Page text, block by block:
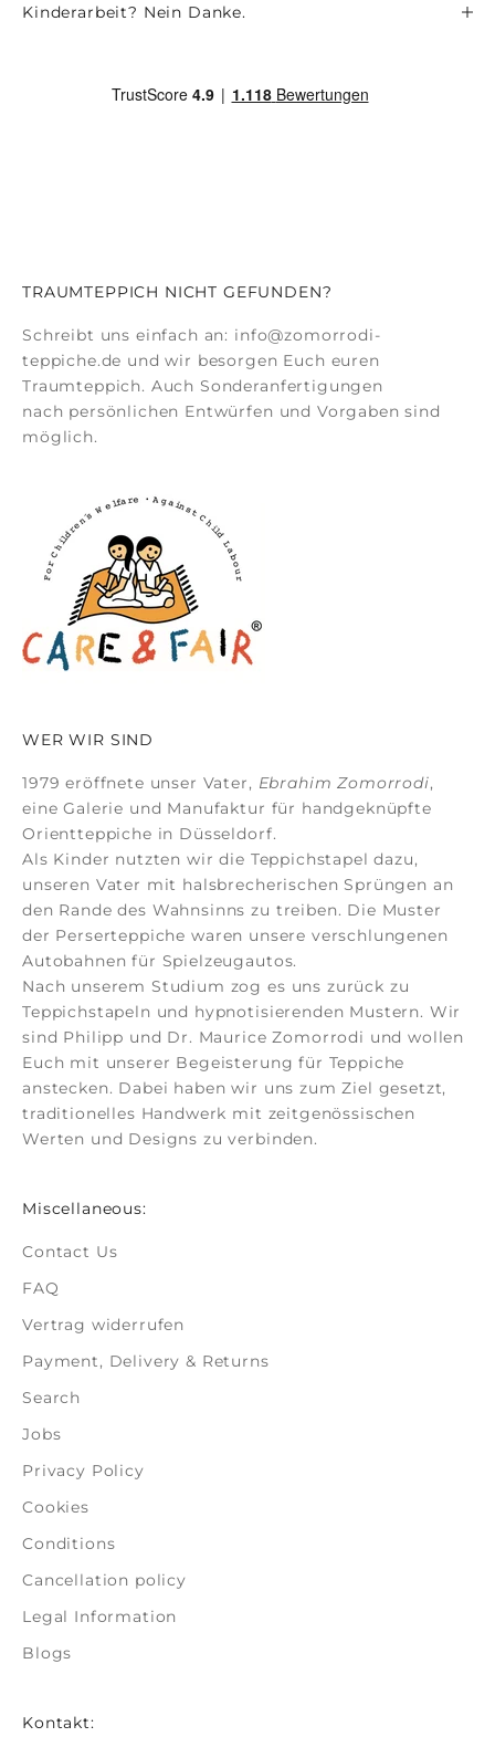
Kinderarbeit? Nein Danke.
TRAUMTEPPICH NICHT GEFUNDEN?
Schreibt uns einfach an: info@zomorrodi-
teppiche.de und wir besorgen Euch euren
Traumteppich. Auch Sonderanfertigungen
nach persönlichen Entwürfen und Vorgaben sind
möglich.
WER WIR SIND
1979 eröffnete unser Vater, Ebrahim Zomorrodi,
eine Galerie und Manufaktur für handgeknüpfte
Orientteppiche in Düsseldorf.
Als Kinder nutzten wir die Teppichstapel dazu,
unseren Vater mit halsbrecherischen Sprüngen an
den Rande des Wahnsinns zu treiben. Die Muster
der Perserteppiche waren unsere verschlungenen
Autobahnen für Spielzeugautos.
Nach unserem Studium zog es uns zurück zu
Teppichstapeln und hypnotisierenden Mustern. Wir
sind Philipp und Dr. Maurice Zomorrodi und wollen
Euch mit unserer Begeisterung für Teppiche
anstecken. Dabei haben wir uns zum Ziel gesetzt,
traditionelles Handwerk mit zeitgenössischen
Werten und Designs zu verbinden.
Miscellaneous:
Contact Us
FAQ
Vertrag widerrufen
Payment, Delivery & Returns
Search
Jobs
Privacy Policy
Cookies
Conditions
Cancellation policy
Legal Information
Blogs
Kontakt: